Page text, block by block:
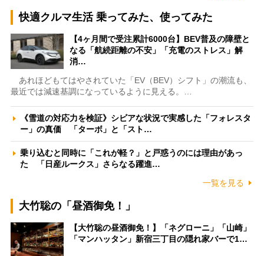
快適クルマ生活 乗ってみた、使ってみた
【4ヶ月間で受注累計6000台】BEV普及の障壁と
なる「航続距離の不安」「充電のストレス」解
消…
あれほどもてはやされていた「EV（BEV）シフト」の潮流も、
最近では減速基調になっているように見える。…
《雪道の対応力を検証》シビアな状況で実感した「フォレスタ
ー」の真価 「ターボ」と「スト…
乗り込むと同時に「これが軽？」と戸惑うのには理由があっ
た 「日産ルークス」さらなる躍進…
一覧を見る
大竹聡の「昼酒御免！」
【大竹聡の昼酒御免！】「ネグローニ」「山崎」
「マンハッタン」新宿三丁目の隠れ家バーで1…